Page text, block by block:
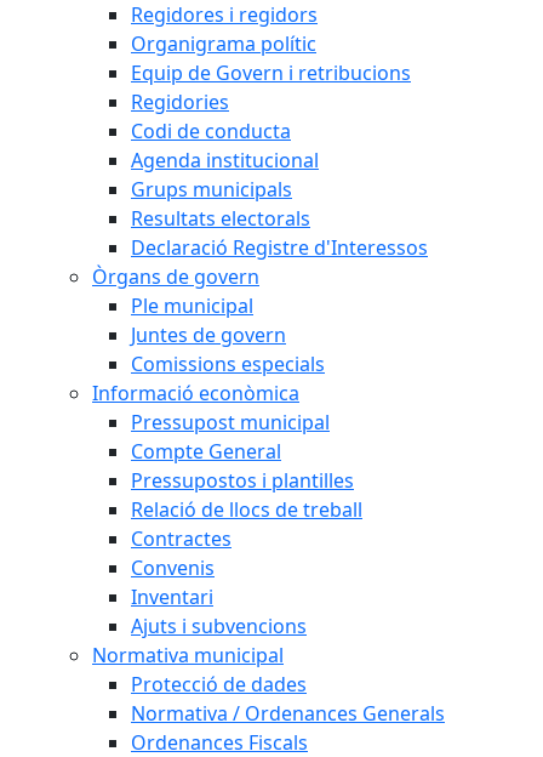
Regidores i regidors
Organigrama polític
Equip de Govern i retribucions
Regidories
Codi de conducta
Agenda institucional
Grups municipals
Resultats electorals
Declaració Registre d'Interessos
Òrgans de govern
Ple municipal
Juntes de govern
Comissions especials
Informació econòmica
Pressupost municipal
Compte General
Pressupostos i plantilles
Relació de llocs de treball
Contractes
Convenis
Inventari
Ajuts i subvencions
Normativa municipal
Protecció de dades
Normativa / Ordenances Generals
Ordenances Fiscals